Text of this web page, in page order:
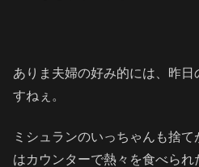
ありま夫婦の好み的には、昨
すねぇ。
ミシュランのいっちゃんも捨
はカウンターで熱々を食べられ